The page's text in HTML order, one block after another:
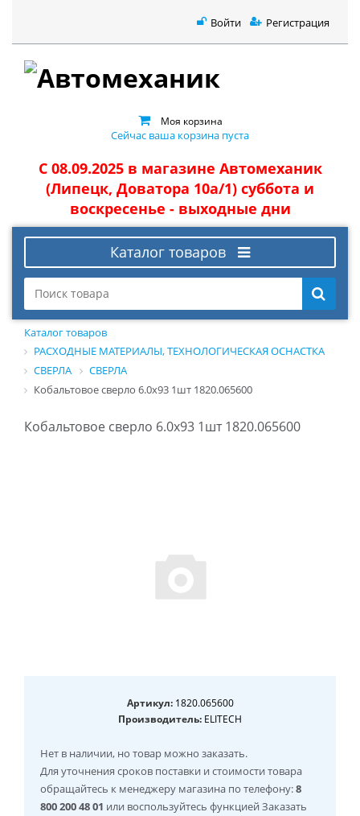
Войти Регистрация
Моя корзина
Сейчас ваша корзина пуста
С 08.09.2025 в магазине Автомеханик
(Липецк, Доватора 10а/1) суббота и
воскресенье - выходные дни
Каталог товаров
Каталог товаров
РАСХОДНЫЕ МАТЕРИАЛЫ, ТЕХНОЛОГИЧЕСКАЯ ОСНАСТКА
СВЕРЛА
СВЕРЛА
Кобальтовое сверло 6.0х93 1шт 1820.065600
Кобальтовое сверло 6.0х93 1шт 1820.065600
Артикул:1820.065600
Производитель: ELITECH
Нет в наличии, но товар можно заказать.
Для уточнения сроков поставки и стоимости товара
обращайтесь к менеджеру магазина по телефону:8
800 200 48 01 или воспользуйтесь функцией Заказать